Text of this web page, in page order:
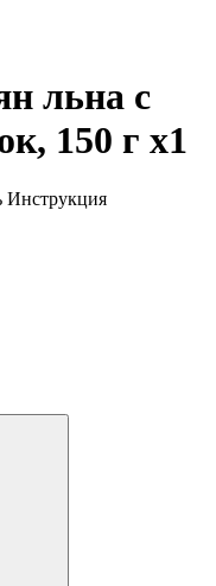
льна с
150 г x1
Инструкция